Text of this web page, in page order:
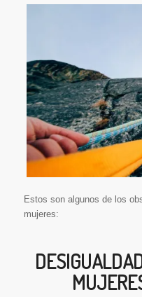
Estos son algunos de los
mujeres: